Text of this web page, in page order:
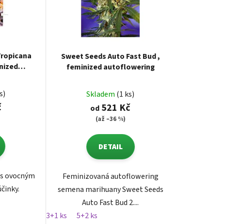
ovocným
Sweet Seeds Auto Fast Bud ,
feminized autoflowering
Skladem (1 ks)
od 521 Kč
(až –36 %)
DETAIL
Feminizovaná autoflowering
semena marihuany Sweet Seeds
Auto Fast Bud 2....
3+1 ks
5+2 ks